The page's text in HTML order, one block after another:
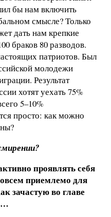
бы нам включить
смысле? Только
дать нам крепкие
браков 80 разводов.
патриотов. Был
молодежи
Результат
хотят уехать 75%
5–10%
просто: как можно
проявлять себя
приемлемо для
зачастую во главе